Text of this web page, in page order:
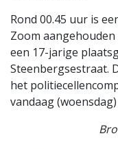
Rond 00.45 uur is
Zoom
een 17-jarige
Steenbergsestraat.
het
vandaag